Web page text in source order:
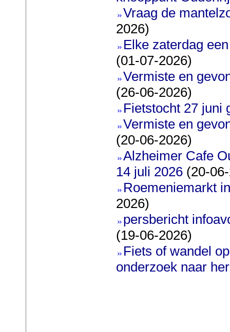
Vraag de
2026)
Elke zaterdag
(01-07-2026)
Vermiste en
(26-06-2026)
Fietstocht 27 juni
Vermiste en
(20-06-2026)
Alzheimer Cafe
14 juli 2026(20-
Roemeniemarkt
2026)
persbericht
(19-06-2026)
Fiets of wandel
onderzoek naar